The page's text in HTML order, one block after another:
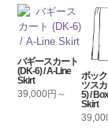
バギースカート
(DK-6) / A-Line
Skirt
39,000円～
ボッ
ツス
5) /
Skirt